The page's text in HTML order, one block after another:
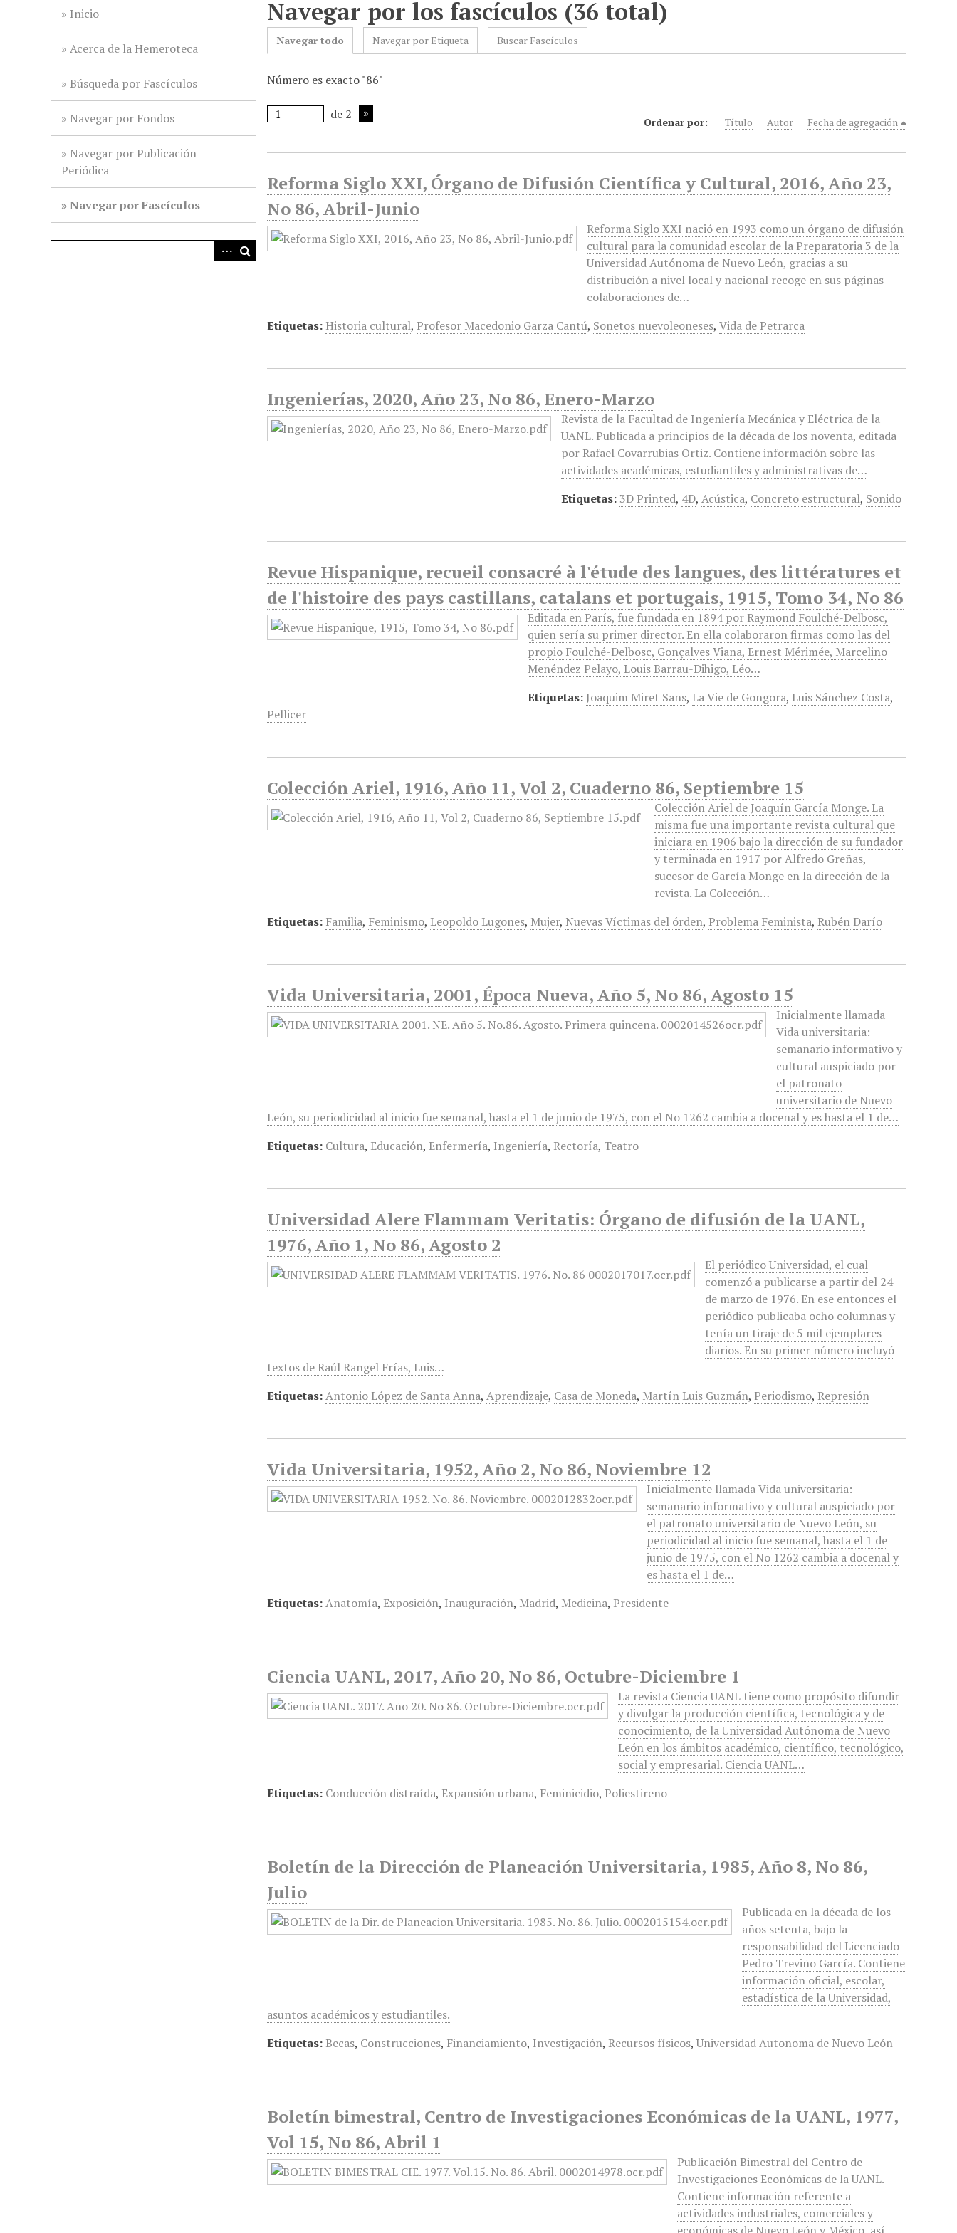
Inicio
Acerca de la Hemeroteca
Búsqueda por Fascículos
Navegar por Fondos
Navegar por Publicación
Periódica
Navegar por Fascículos
Navegar por los fascículos (36 total)
Navegar todo Navegar por Etiqueta Buscar Fascículos
Número es exacto "86"
de 2
Ordenar por: Título Autor Fecha de agregación
Reforma Siglo XXI, Órgano de Difusión Científica y Cultural, 2016, Año 23,
No 86, Abril-Junio
Reforma Siglo XXI nació en 1993 como un órgano de difusión
cultural para la comunidad escolar de la Preparatoria 3 de la
Universidad Autónoma de Nuevo León, gracias a su
distribución a nivel local y nacional recoge en sus páginas
colaboraciones de…
Etiquetas: Historia cultural, Profesor Macedonio Garza Cantú, Sonetos nuevoleoneses,Vida de Petrarca
Ingenierías, 2020, Año 23, No 86, Enero-Marzo
Revista de la Facultad de Ingeniería Mecánica y Eléctrica de la
UANL. Publicada a principios de la década de los noventa, editada
por Rafael Covarrubias Ortiz. Contiene información sobre las
actividades académicas, estudiantiles y administrativas de…
Etiquetas: 3D Printed, 4D,Acústica, Concreto estructural, Sonido
Revue Hispanique, recueil consacré à l'étude des langues, des littératures et
de l'histoire des pays castillans, catalans et portugais, 1915, Tomo 34, No 86
Editada en París, fue fundada en 1894 por Raymond Foulché-Delbosc,
quien sería su primer director. En ella colaboraron firmas como las del
propio Foulché-Delbosc, Gonçalves Viana, Ernest Mérimée, Marcelino
Menéndez Pelayo, Louis Barrau-Dihigo, Léo…
Etiquetas: Joaquim Miret Sans, La Vie de Gongora, Luis Sánchez Costa,
Pellicer
Colección Ariel, 1916, Año 11, Vol 2, Cuaderno 86, Septiembre 15
Colección Ariel de Joaquín García Monge. La
misma fue una importante revista cultural que
iniciara en 1906 bajo la dirección de su fundador
y terminada en 1917 por Alfredo Greñas,
sucesor de García Monge en la dirección de la
revista. La Colección…
Etiquetas: Familia, Feminismo, Leopoldo Lugones, Mujer, Nuevas Víctimas del órden, Problema Feminista, Rubén Darío
Vida Universitaria, 2001, Época Nueva, Año 5, No 86, Agosto 15
Inicialmente llamada
Vida universitaria:
semanario informativo y
cultural auspiciado por
el patronato
universitario de Nuevo
León, su periodicidad al inicio fue semanal, hasta el 1 de junio de 1975, con el No 1262 cambia a docenal y es hasta el 1 de…
Etiquetas: Cultura, Educación, Enfermería, Ingeniería, Rectoría, Teatro
Universidad Alere Flammam Veritatis: Órgano de difusión de la UANL,
1976, Año 1, No 86, Agosto 2
El periódico Universidad, el cual
comenzó a publicarse a partir del 24
de marzo de 1976. En ese entonces el
periódico publicaba ocho columnas y
tenía un tiraje de 5 mil ejemplares
diarios. En su primer número incluyó
textos de Raúl Rangel Frías, Luis…
Etiquetas:Antonio López de Santa Anna,Aprendizaje, Casa de Moneda, Martín Luis Guzmán, Periodismo, Represión
Vida Universitaria, 1952, Año 2, No 86, Noviembre 12
Inicialmente llamada Vida universitaria:
semanario informativo y cultural auspiciado por
el patronato universitario de Nuevo León, su
periodicidad al inicio fue semanal, hasta el 1 de
junio de 1975, con el No 1262 cambia a docenal y
es hasta el 1 de…
Etiquetas:Anatomía, Exposición, Inauguración, Madrid, Medicina, Presidente
Ciencia UANL, 2017, Año 20, No 86, Octubre-Diciembre 1
La revista Ciencia UANL tiene como propósito difundir
y divulgar la producción científica, tecnológica y de
conocimiento, de la Universidad Autónoma de Nuevo
León en los ámbitos académico, científico, tecnológico,
social y empresarial. Ciencia UANL…
Etiquetas: Conducción distraída, Expansión urbana, Feminicidio, Poliestireno
Boletín de la Dirección de Planeación Universitaria, 1985, Año 8, No 86,
Julio
Publicada en la década de los
años setenta, bajo la
responsabilidad del Licenciado
Pedro Treviño García. Contiene
información oficial, escolar,
estadística de la Universidad,
asuntos académicos y estudiantiles.
Etiquetas: Becas, Construcciones, Financiamiento, Investigación, Recursos físicos,Universidad Autonoma de Nuevo León
Boletín bimestral, Centro de Investigaciones Económicas de la UANL, 1977,
Vol 15, No 86, Abril 1
Publicación Bimestral del Centro de
Investigaciones Económicas de la UANL.
Contiene información referente a
actividades industriales, comerciales y